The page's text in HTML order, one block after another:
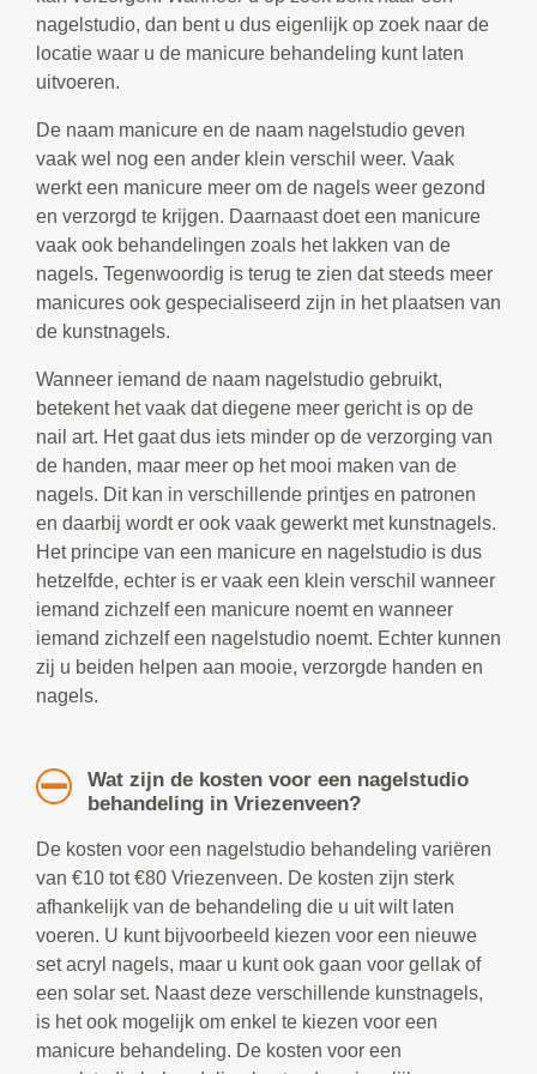
nagelstudio, dan bent u dus eigenlijk op zoek naar de
locatie waar u de manicure behandeling kunt laten
uitvoeren.
De naam manicure en de naam nagelstudio geven
vaak wel nog een ander klein verschil weer. Vaak
werkt een manicure meer om de nagels weer gezond
en verzorgd te krijgen. Daarnaast doet een manicure
vaak ook behandelingen zoals het lakken van de
nagels. Tegenwoordig is terug te zien dat steeds meer
manicures ook gespecialiseerd zijn in het plaatsen van
de kunstnagels.
Wanneer iemand de naam nagelstudio gebruikt,
betekent het vaak dat diegene meer gericht is op de
nail art. Het gaat dus iets minder op de verzorging van
de handen, maar meer op het mooi maken van de
nagels. Dit kan in verschillende printjes en patronen
en daarbij wordt er ook vaak gewerkt met kunstnagels.
Het principe van een manicure en nagelstudio is dus
hetzelfde, echter is er vaak een klein verschil wanneer
iemand zichzelf een manicure noemt en wanneer
iemand zichzelf een nagelstudio noemt. Echter kunnen
zij u beiden helpen aan mooie, verzorgde handen en
nagels.
Wat zijn de kosten voor een nagelstudio
behandeling in Vriezenveen?
De kosten voor een nagelstudio behandeling variëren
van €10 tot €80 Vriezenveen. De kosten zijn sterk
afhankelijk van de behandeling die u uit wilt laten
voeren. U kunt bijvoorbeeld kiezen voor een nieuwe
set acryl nagels, maar u kunt ook gaan voor gellak of
een solar set. Naast deze verschillende kunstnagels,
is het ook mogelijk om enkel te kiezen voor een
manicure behandeling. De kosten voor een